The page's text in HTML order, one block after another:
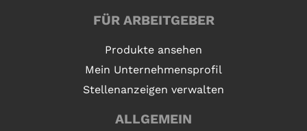
FÜR ARBEITGEBER
Produkte ansehen
Mein Unternehmensprofil
Stellenanzeigen verwalten
ALLGEMEIN